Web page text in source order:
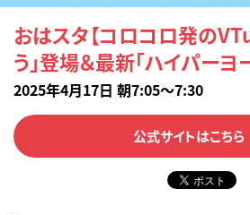
おはスタ【コロコロ発の
う」登場＆最新「ハイパーヨ
2025年4月17日 朝7:05～7:30
公式サイトはこちら